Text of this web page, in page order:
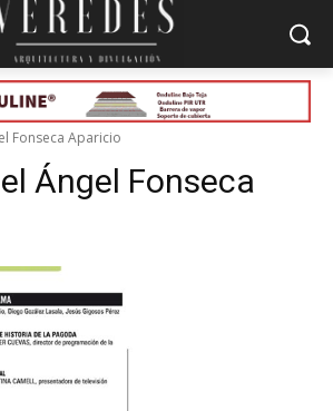
Fonseca Aparicio
Ángel Fonseca